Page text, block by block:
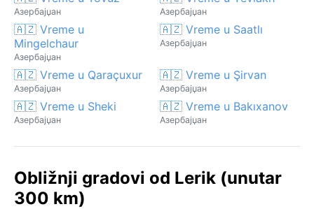
Азербајџан Азербајџан
🇦🇿 Vreme u
Mingelchaur
Азербајџан
🇦🇿 Vreme u Saatlı
Азербајџан
🇦🇿 Vreme u Qaraçuxur
Азербајџан
🇦🇿 Vreme u Şirvan
Азербајџан
🇦🇿 Vreme u Sheki
Азербајџан
🇦🇿 Vreme u Bakıxanov
Азербајџан
Obližnji gradovi od Lerik (unutar
300 km)